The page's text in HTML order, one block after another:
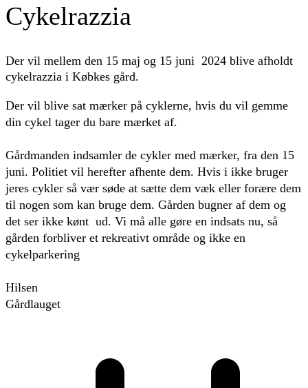
Cykelrazzia
Der vil mellem den 15 maj og 15 juni 2024 blive afholdt
cykelrazzia i Købkes gård.
Der vil blive sat mærker på cyklerne, hvis du vil gemme
din cykel tager du bare mærket af.
Gårdmanden indsamler de cykler med mærker, fra den 15
juni. Politiet vil herefter afhente dem. Hvis i ikke bruger
jeres cykler så vær søde at sætte dem væk eller forære dem
til nogen som kan bruge dem. Gården bugner af dem og
det ser ikke kønt ud. Vi må alle gøre en indsats nu, så
gården forbliver et rekreativt område og ikke en
cykelparkering
Hilsen
Gårdlauget